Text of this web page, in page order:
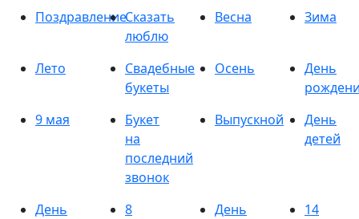
ПоздравлениеСказать
люблю
Весна Зима
Лето
Свадебные
букеты
Осень
День
9 мая
Букет
на
последний
звонок
Выпускной
День
детей
День
8
День
14